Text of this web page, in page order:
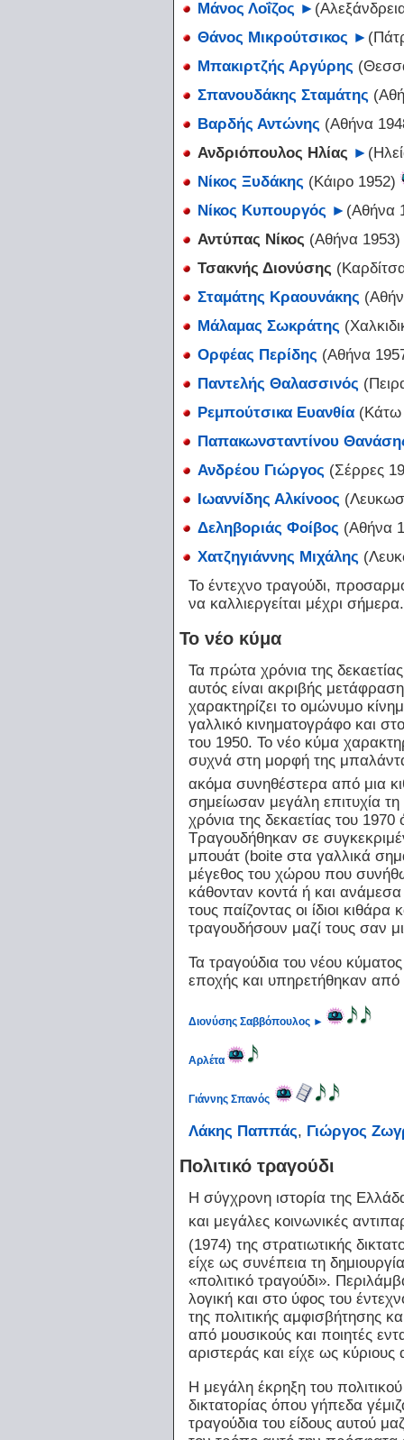
Μάνος Λοΐζος ►
Θάνος Μικρούτσικος ►
Μπακιρτζής Αργύρης
Σπανουδάκης Σταμάτης
Βαρδής Αντώνης (Αθήνα
Ανδριόπουλος Ηλίας ►
Νίκος Ξυδάκης (Κάιρο 1952)
Νίκος Κυπουργός ► (Αθήνα
Αντύπας Νίκος (Αθήνα 1953)
Τσακνής Διονύσης
Σταμάτης Κραουνάκης
Μάλαμας Σωκράτης
Ορφέας Περίδης (Αθήνα
Παντελής Θαλασσινός
Ρεμπούτσικα Ευανθία (Κάτω
Παπακωνσταντίνου
Ανδρέου Γιώργος (Σέρρες
Ιωαννίδης Αλκίνοος
Δεληβοριάς Φοίβος (Αθήνα
Χατζηγιάννης Μιχάλης
Το έντεχνο τραγούδι,
να καλλιεργείται μέχρι σήμερα.
Το νέο κύμα
Τα πρώτα χρόνια της
αυτός είναι ακριβής
χαρακτηρίζει το ομώνυμο
γαλλικό κινηματογράφο και
του 1950. Το νέο κύμα
συχνά στη μορφή της
ακόμα συνηθέστερα από μια
σημείωσαν μεγάλη επιτυχία
χρόνια της δεκαετίας του
Τραγουδήθηκαν σε
μπουάτ (boite στα γαλλικά
μέγεθος του χώρου που
κάθονταν κοντά ή και
τους παίζοντας οι ίδιοι
τραγουδήσουν μαζί τους σαν
Τα τραγούδια του νέου
εποχής και υπηρετήθηκαν από
Διονύσης Σαββόπουλος ►
Αρλέτα
Γιάννης Σπανός
Λάκης Παππάς, Γιώργος
Πολιτικό τραγούδι
Η σύγχρονη ιστορία της
και μεγάλες κοινωνικές
(1974) της στρατιωτικής
είχε ως συνέπεια τη
«πολιτικό τραγούδι».
λογική και στο ύφος του
της πολιτικής αμφισβήτησης
από μουσικούς και ποιητές
αριστεράς και είχε ως
Η μεγάλη έκρηξη του
δικτατορίας όπου γήπεδα
τραγούδια του είδους αυτού